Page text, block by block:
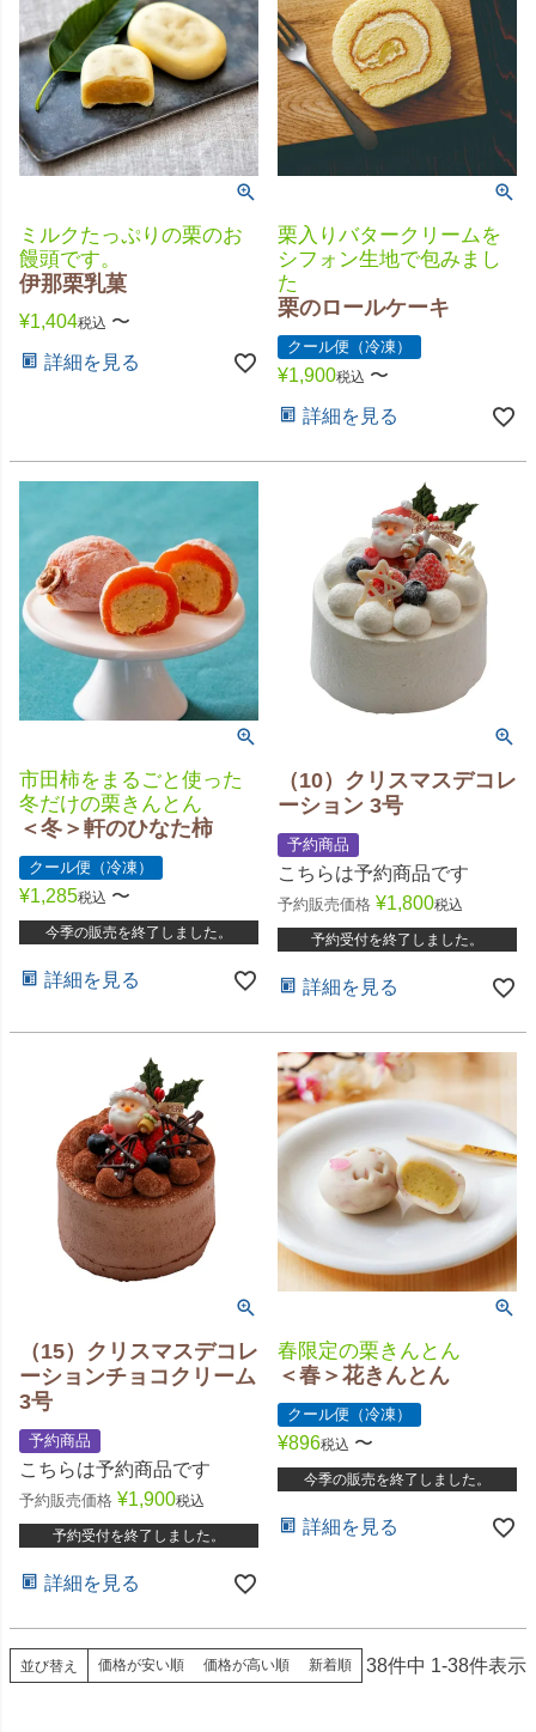
ミルクたっぷりの栗のお
饅頭です。
伊那栗乳菓
¥1,404税込 〜
詳細を見る
栗入りバタークリームを
シフォン生地で包みまし
た
栗のロールケーキ
クール便（冷凍）
¥1,900税込 〜
詳細を見る
市田柿をまるごと使った
冬だけの栗きんとん
＜冬＞軒のひなた柿
クール便（冷凍）
¥1,285税込 〜
今季の販売を終了しました。
詳細を見る
（10）クリスマスデコレ
ーション 3号
予約商品
こちらは予約商品です
予約販売価格 ¥1,800税込
予約受付を終了しました。
詳細を見る
（15）クリスマスデコレ
ーションチョコクリーム
3号
予約商品
こちらは予約商品です
予約販売価格 ¥1,900税込
予約受付を終了しました。
詳細を見る
春限定の栗きんとん
＜春＞花きんとん
クール便（冷凍）
¥896税込 〜
今季の販売を終了しました。
詳細を見る
並び替え 価格が安い順 価格が高い順 新着順 38件中 1-38件表示